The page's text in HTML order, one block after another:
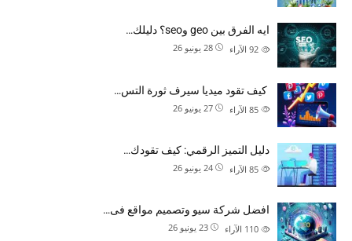
ايه الفرق بين geo وseo؟ دليلك…
28 يونيو 26 الآراء
كيف تقود ميديا سيرف ثورة التس…
27 يونيو 26 الآراء
دليل التميز الرقمي: كيف تقودك…
24 يونيو 26 الآراء
افضل شركة سيو وتصميم مواقع فى…
23 يونيو 26 الآراء